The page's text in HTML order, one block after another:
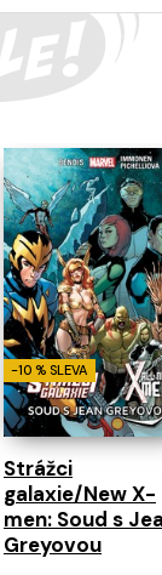
-10 % SLEVA
Strážci
galaxie/New X-
men: Soud s
Greyovou